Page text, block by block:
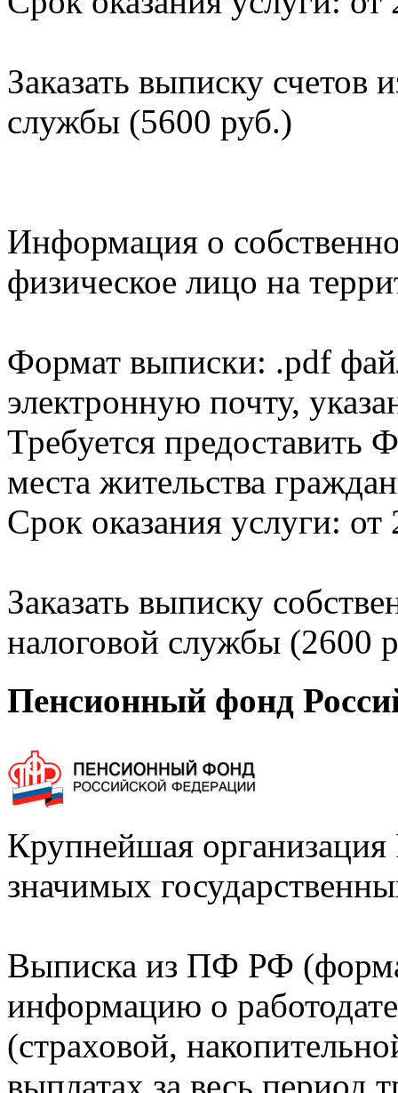
Заказать выписку счетов
службы (5600 руб.)
Информация о
физическое лицо на
Формат выписки: .pdf
электронную почту,
Требуется
места жительства
Срок оказания услуги: от
Заказать выписку
налоговой службы (2600
Пенсионный фонд
Крупнейшая
значимых
Выписка из ПФ РФ
информацию о
(страховой,
выплатах за весь период